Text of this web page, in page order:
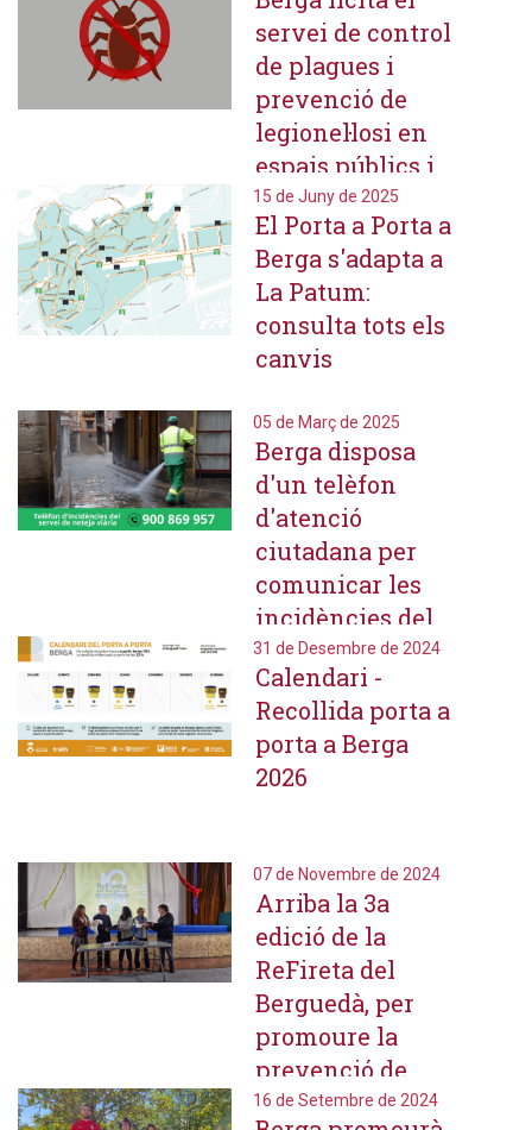
servei de control
de plagues i
prevenció de
legionel·losi en
espais públics i
equipaments
municipals
15 de Juny de 2025
El Porta a Porta a
Berga s'adapta a
La Patum:
consulta tots els
canvis
05 de Març de 2025
Berga disposa
d'un telèfon
d'atenció
ciutadana per
comunicar les
incidències del
servei de neteja
viària
31 de Desembre de 2024
Calendari -
Recollida porta a
porta a Berga
2026
07 de Novembre de 2024
Arriba la 3a
edició de la
ReFireta del
Berguedà, per
promoure la
prevenció de
residus i el
16 de Setembre de 2024